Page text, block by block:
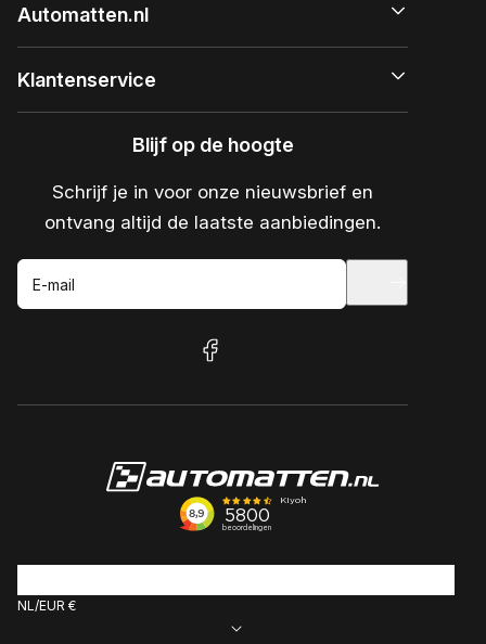
Automatten.nl
Klantenservice
Blijf op de hoogte
Schrijf je in voor onze nieuwsbrief en
ontvang altijd de laatste aanbiedingen.
E-mail
facebook
NL EUR €